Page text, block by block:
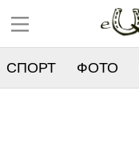
СПОРТ ФОТО